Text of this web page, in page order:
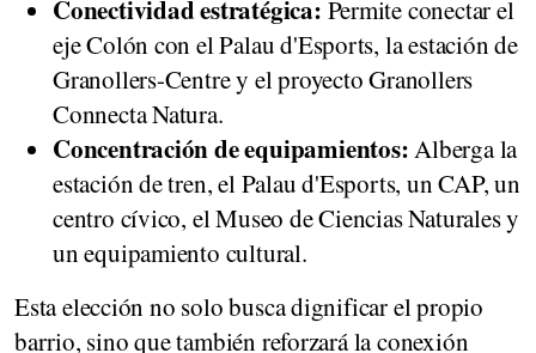
Conectividad estratégica: Permite conectar el
eje Colón con el Palau d'Esports, la estación de
Granollers-Centre y el proyecto Granollers
Connecta Natura.
Concentración de equipamientos: Alberga la
estación de tren, el Palau d'Esports, un CAP, un
centro cívico, el Museo de Ciencias Naturales y
un equipamiento cultural.
Esta elección no solo busca dignificar el propio
barrio, sino que también reforzará la conexión